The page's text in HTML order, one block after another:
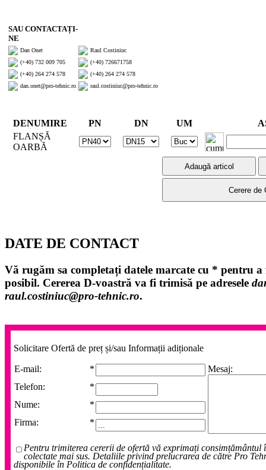
SAU CONTACTAȚI-
NE
Dan Onet
Raul Costiniuc
(+40) 732 009 705
(+40) 726671758
(+40) 264 274 578
(+40) 264 274 578
dan.onet@pro-tehnic.ro
raul.costiniuc@pro-tehnic.ro
DENUMIRE PN DN UM
FLANȘĂ
OARBĂ
DATE DE CONTACT
Vă rugăm sa completați datele marcate cu * pentru a
posibil. Cererea D-voastră va fi trimisă pe adresele
raul.costiniuc@pro-tehnic.ro.
Solicitare Ofertă de preț și/sau Informații adiționale
E-mail: *
Mesaj:
Telefon:
*
Nume:
*
Firma:
*
Pentru trimiterea cererii de ofertă vă exprimați
colectate mai sus. Detaliile privind prelucrarea de către Pro
disponibile în Politica de confidențialitate.